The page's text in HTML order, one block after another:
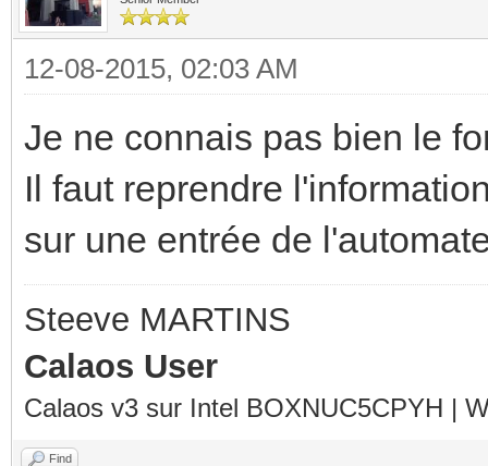
12-08-2015, 02:03 AM
Je ne connais pas bien le
Il faut reprendre
sur une entrée de
Steeve MARTINS
Calaos User
Calaos v3 sur Intel BOXNUC5CPYH |
Find